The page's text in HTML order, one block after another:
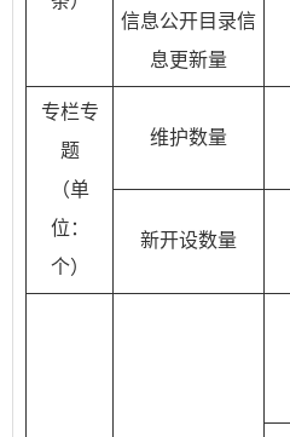
信息公开目录信
息更新量
专栏专
题
（单
位：
个）
维护数量
新开设数量